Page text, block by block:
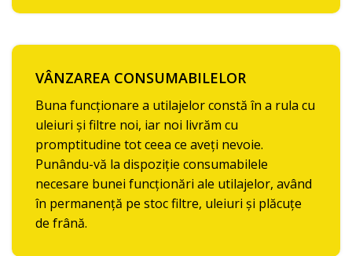
VÂNZAREA CONSUMABILELOR
Buna funcționare a utilajelor constă în a rula cu
uleiuri și filtre noi, iar noi livrăm cu
promptitudine tot ceea ce aveți nevoie.
Punându-vă la dispoziție consumabilele
necesare bunei funcționări ale utilajelor, având
în permanență pe stoc filtre, uleiuri și plăcuțe
de frână.